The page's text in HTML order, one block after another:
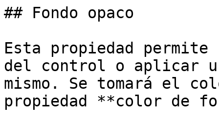
## Fondo opaco
Esta propiedad
del control o aplicar
mismo. Se tomará el
propiedad **color de